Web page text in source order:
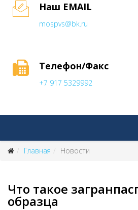
Наш EMAIL
mospvs@bk.ru
Телефон/Факс
+7 917 5329992
Главная Новости
Что такое
образца